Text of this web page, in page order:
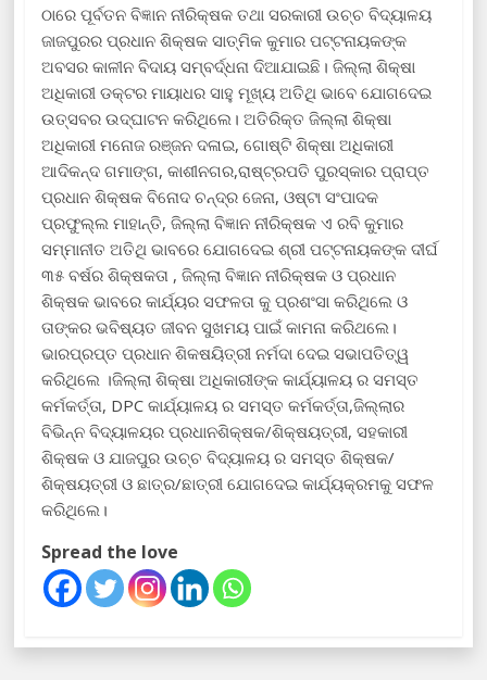
ଠାରେ ପୂର୍ବତନ ବିଜ୍ଞାନ ନୀରିକ୍ଷକ ତଥା ସରକାରୀ ଉଚ୍ଚ ବିଦ୍ୟାଳୟ
ଜାଜପୁରର ପ୍ରଧାନ ଶିକ୍ଷକ ସାତ୍ମିକ କୁମାର ପଟ୍ଟନାୟକଙ୍କ
ଅବସର କାଳୀନ ବିଦାୟ ସମ୍ବର୍ଦ୍ଧନା ଦିଆଯାଇଛି। ଜିଲ୍ଲା ଶିକ୍ଷା
ଅଧିକାରୀ ଡକ୍ଟର ମାୟାଧର ସାହୁ ମୂଖ୍ୟ ଅତିଥି ଭାବେ ଯୋଗଦେଇ
ଉତ୍ସବର ଉଦ୍ଘାଟନ କରିଥିଲେ। ଅତିରିକ୍ତ ଜିଲ୍ଲା ଶିକ୍ଷା
ଅଧିକାରୀ ମନୋଜ ରଞ୍ଜନ ଦଳାଇ, ଗୋଷ୍ଟି ଶିକ୍ଷା ଅଧିକାରୀ
ଆଦିକନ୍ଦ ଗମାଙ୍ଗ, କାଶୀନଗର,ରାଷ୍ଟ୍ରପତି ପୁରସ୍କାର ପ୍ରାପ୍ତ
ପ୍ରଧାନ ଶିକ୍ଷକ ବିନୋଦ ଚନ୍ଦ୍ର ଜେନା, ଓଷ୍ଟା ସଂପାଦକ
ପ୍ରଫୁଲ୍ଲ ମାହାନ୍ତି, ଜିଲ୍ଲା ବିଜ୍ଞାନ ନୀରିକ୍ଷକ ଏ ରବି କୁମାର
ସମ୍ମାନୀତ ଅତିଥି ଭାବରେ ଯୋଗଦେଇ ଶ୍ରୀ ପଟ୍ଟନାୟକଙ୍କ ଦୀର୍ଘ
୩୫ ବର୍ଷର ଶିକ୍ଷକତା , ଜିଲ୍ଲା ବିଜ୍ଞାନ ନୀରିକ୍ଷକ ଓ ପ୍ରଧାନ
ଶିକ୍ଷକ ଭାବରେ କାର୍ଯ୍ୟର ସଫଳତା କୁ ପ୍ରଶଂସା କରିଥିଲେ ଓ
ତାଙ୍କର ଭବିଷ୍ୟତ ଜୀବନ ସୁଖମୟ ପାଇଁ କାମନା କରିଥଲେ।
ଭାରପ୍ରପ୍ତ ପ୍ରଧାନ ଶିକଷୟିତ୍ରୀ ନର୍ମଦା ଦେଇ ସଭାପତିତ୍ୱ
କରିଥିଲେ ।ଜିଲ୍ଲା ଶିକ୍ଷା ଅଧିକାରୀଙ୍କ କାର୍ଯ୍ୟାଳୟ ର ସମସ୍ତ
କର୍ମକର୍ତ୍ତା, DPC କାର୍ଯ୍ୟାଳୟ ର ସମସ୍ତ କର୍ମକର୍ତ୍ତା,ଜିଲ୍ଲାର
ବିଭିନ୍ନ ବିଦ୍ୟାଳୟର ପ୍ରଧାନଶିକ୍ଷକ/ଶିକ୍ଷୟତ୍ରୀ, ସହକାରୀ
ଶିକ୍ଷକ ଓ ଯାଜପୁର ଉଚ୍ଚ ବିଦ୍ୟାଳୟ ର ସମସ୍ତ ଶିକ୍ଷକ/
ଶିକ୍ଷୟତ୍ରୀ ଓ ଛାତ୍ର/ଛାତ୍ରୀ ଯୋଗଦେଇ କାର୍ଯ୍ୟକ୍ରମକୁ ସଫଳ
କରିଥିଲେ।
Spread the love